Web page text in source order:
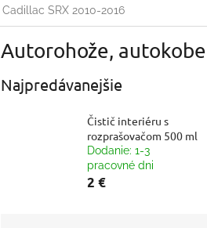
Cadillac SRX 2010-2016
Autorohože,
Najpredávanejšie
Čistič interiéru s
rozprašovačom 500 ml
Dodanie: 1-3
pracovné dni
2 €